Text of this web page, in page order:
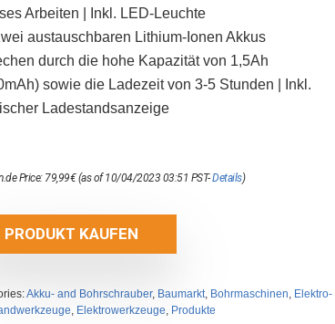
Arbeiten | Inkl. LED-Leuchte
austauschbaren Lithium-Ionen Akkus
durch die hohe Kapazität von 1,5Ah
sowie die Ladezeit von 3-5 Stunden | Inkl.
Ladestandsanzeige
Price: 79,99€(as of 10/04/2023 03:51 PST-Details)
PRODUKT KAUFEN
Akku- and Bohrschrauber, Baumarkt, Bohrmaschinen, Elektro-
, Elektrowerkzeuge, Produkte